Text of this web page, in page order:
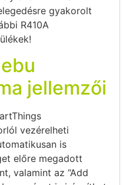
gyakorolt
R410A
jellemzői
vezérelheti
is
előre megadott
valamint az “Add